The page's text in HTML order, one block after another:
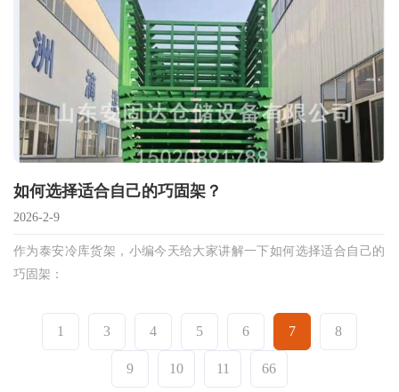
如何选择适合自己的巧固架？
2026-2-9
作为泰安冷库货架，小编今天给大家讲解一下如何选择适合自己的
巧固架：
1 3 4 5 6 7 8
9 10 11 66